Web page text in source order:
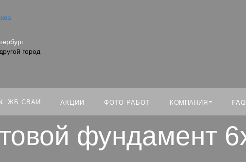
город
ЖБ СВАИ АКЦИИ ФОТО РАБОТ КОМПАНИЯ FAQ
фундамент